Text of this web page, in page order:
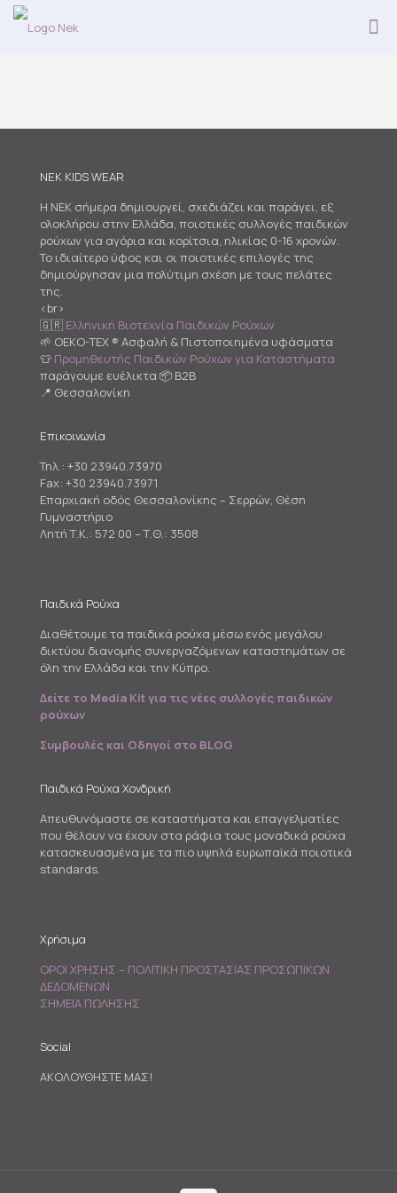
NEK KIDS WEAR
Η NEK σήμερα δημιουργεί, σχεδιάζει και παράγει, εξ
ολοκλήρου στην Ελλάδα, ποιοτικές συλλογές παιδικών
ρούχων για αγόρια και κορίτσια, ηλικίας 0-16 χρονών.
Το ιδιαίτερο ύφος και οι ποιοτικές επιλογές της
δημιούργησαν μια πολύτιμη σχέση με τους πελάτες
της.
<br>
🇬🇷 Ελληνική Βιοτεχνία Παιδικών Ρούχων
🌱 OEKO-TEX ® Ασφαλή & Πιστοποιημένα υφάσματα
👕 Προμηθευτής Παιδικών Ρούχων για Καταστήματα
παράγουμε ευέλικτα 📦 B2B
📍 Θεσσαλονίκη
Επικοινωνία
Τηλ.: +30 23940.73970
Fax: +30 23940.73971
Επαρχιακή οδός Θεσσαλονίκης – Σερρών, Θέση
Γυμναστήριο
Λητή Τ.Κ.: 572 00 – Τ.Θ.: 3508
Παιδικά Ρούχα
Διαθέτουμε τα παιδικά ρούχα μέσω ενός μεγάλου
δικτύου διανομής συνεργαζόμενων καταστημάτων σε
όλη την Ελλάδα και την Κύπρο.
Δείτε το Media Kit για τις νέες συλλογές παιδικών
ρούχων
Συμβουλές και Οδηγοί στο BLOG
Παιδικά Ρούχα Χονδρική
Απευθυνόμαστε σε καταστήματα και επαγγελματίες
που θέλουν να έχουν στα ράφια τους μοναδικά ρούχα
κατασκευασμένα με τα πιο υψηλά ευρωπαϊκά ποιοτικά
standards.
Χρήσιμα
ΟΡΟΙ ΧΡΗΣΗΣ – ΠΟΛΙΤΙΚΗ ΠΡΟΣΤΑΣΙΑΣ ΠΡΟΣΩΠΙΚΩΝ
ΔΕΔΟΜΕΝΩΝ
ΣΗΜΕΙΑ ΠΩΛΗΣΗΣ
Social
ΑΚΟΛΟΥΘΗΣΤΕ ΜΑΣ!